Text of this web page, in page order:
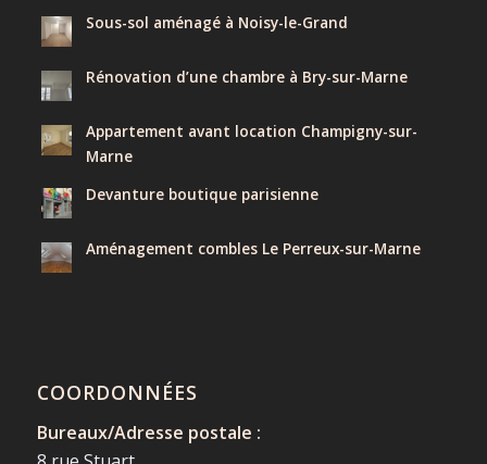
Sous-sol aménagé à Noisy-le-Grand
Rénovation d’une chambre à Bry-sur-Marne
Appartement avant location Champigny-sur-
Marne
Devanture boutique parisienne
Aménagement combles Le Perreux-sur-Marne
COORDONNÉES
Bureaux/Adresse postale :